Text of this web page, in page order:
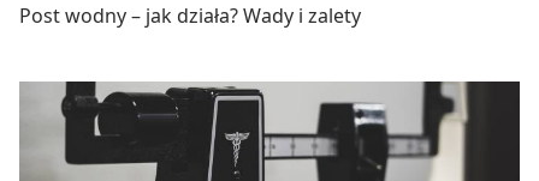
Post wodny – jak działa? Wady i zalety